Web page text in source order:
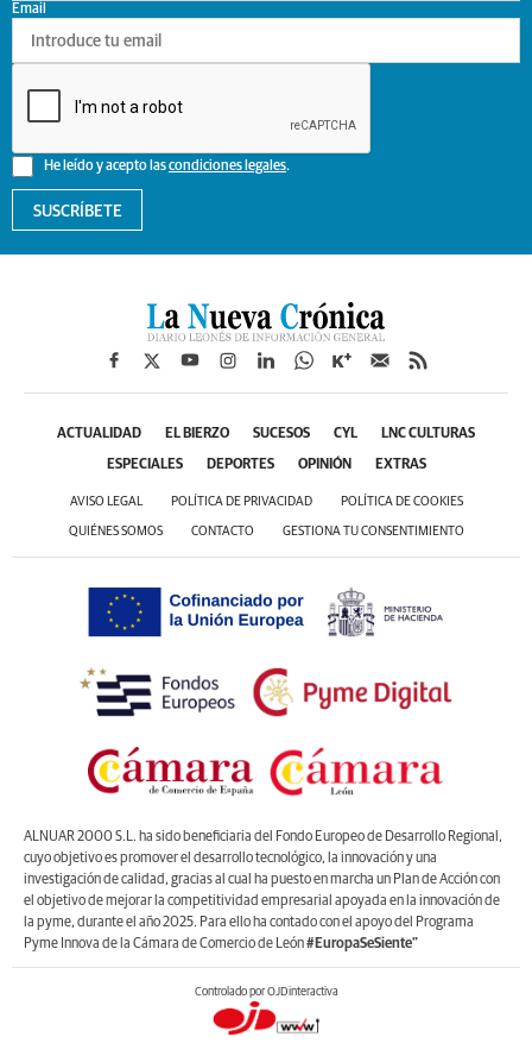
He leído y acepto lascondiciones legales.
Email
SUSCRÍBETE
ACTUALIDAD EL BIERZO SUCESOS CYL LNC CULTURAS
ESPECIALES DEPORTES OPINIÓN EXTRAS
AVISO LEGAL POLÍTICA DE PRIVACIDAD POLÍTICA DE COOKIES
QUIÉNES SOMOS CONTACTO GESTIONA TU CONSENTIMIENTO
ALNUAR 2000 S.L. ha sido beneficiaria del Fondo Europeo de Desarrollo Regional,
cuyo objetivo es promover el desarrollo tecnológico, la innovación y una
investigación de calidad, gracias al cual ha puesto en marcha un Plan de Acción con
el objetivo de mejorar la competitividad empresarial apoyada en la innovación de
la pyme, durante el año 2025. Para ello ha contado con el apoyo del Programa
Pyme Innova de la Cámara de Comercio de León#EuropaSeSiente”
Controlado por OJDinteractiva